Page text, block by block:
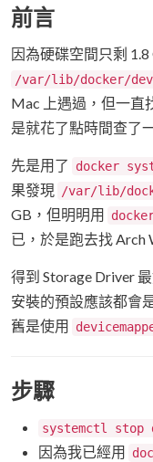
前言
因為硬碟空間只剩
/var/lib/docker/
Mac 上遇過，但一直
是就花了點時間查了
先是用了 docker
果發現 /var/lib/
GB，但明明用
已，於是跑去找 Arch
得到 Storage Driver
安裝的預設應該都會
舊是使用
步驟
systemctl stop
因為我已經用